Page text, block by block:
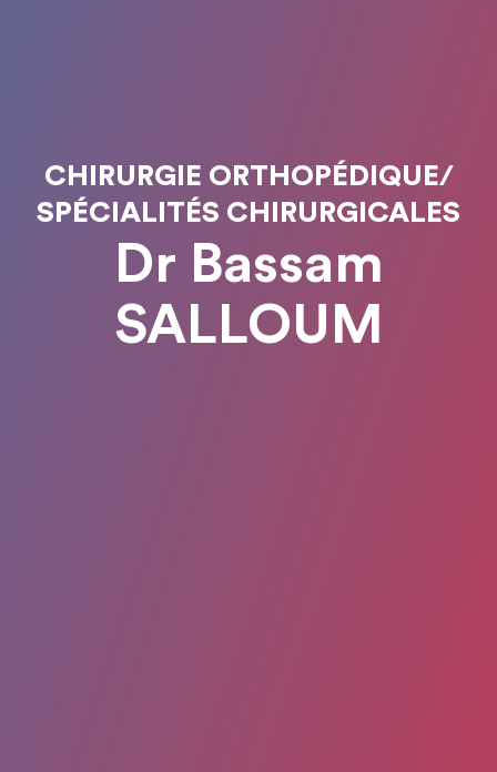
CHIRURGIE ORTHOPÉDIQUE/
SPÉCIALITÉS CHIRURGICALES
Dr Bassam
SALLOUM